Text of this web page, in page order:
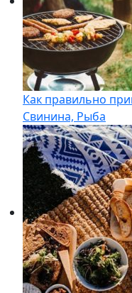
Как правильно
Свинина, Рыба